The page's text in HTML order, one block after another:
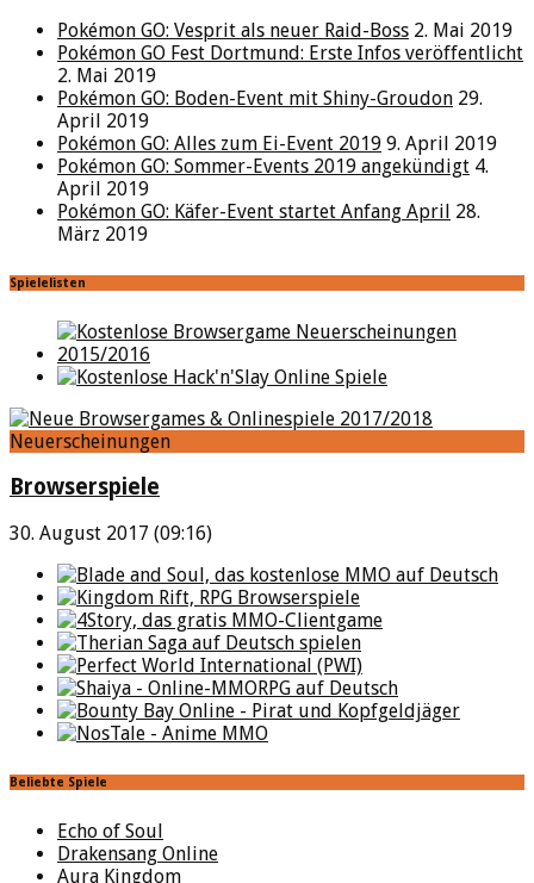
Pokémon GO: Vesprit als neuer Raid-Boss 2. Mai 2019
Pokémon GO Fest Dortmund: Erste Infos veröffentlicht
2. Mai 2019
Pokémon GO: Boden-Event mit Shiny-Groudon 29.
April 2019
Pokémon GO: Alles zum Ei-Event 2019 9. April 2019
Pokémon GO: Sommer-Events 2019 angekündigt 4.
April 2019
Pokémon GO: Käfer-Event startet Anfang April 28.
März 2019
Spielelisten
Neuerscheinungen
Browserspiele
30. August 2017 (09:16)
Beliebte Spiele
Echo of Soul
Drakensang Online
Aura Kingdom